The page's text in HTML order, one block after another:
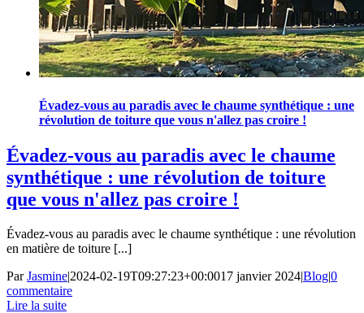
Évadez-vous au paradis avec le chaume synthétique : une
révolution de toiture que vous n'allez pas croire !
Évadez-vous au paradis avec le chaume
synthétique : une révolution de toiture
que vous n'allez pas croire !
Évadez-vous au paradis avec le chaume synthétique : une révolution
en matière de toiture [...]
ParJasmine|2024-02-19T09:27:23+00:0017 janvier 2024|Blog|0
commentaire
Lire la suite